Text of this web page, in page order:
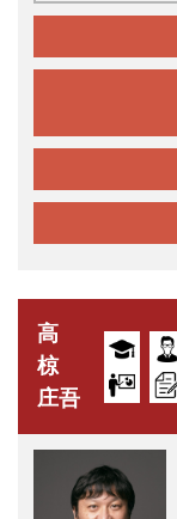
高
椋
庄吾